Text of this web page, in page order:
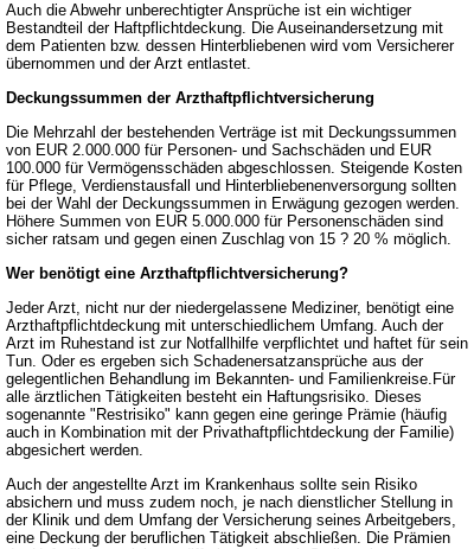
Auch die Abwehr unberechtigter Ansprüche ist ein wichtiger
Bestandteil der Haftpflichtdeckung. Die Auseinandersetzung mit
dem Patienten bzw. dessen Hinterbliebenen wird vom Versicherer
übernommen und der Arzt entlastet.
Deckungssummen der Arzthaftpflichtversicherung
Die Mehrzahl der bestehenden Verträge ist mit Deckungssummen
von EUR 2.000.000 für Personen- und Sachschäden und EUR
100.000 für Vermögensschäden abgeschlossen. Steigende Kosten
für Pflege, Verdienstausfall und Hinterbliebenenversorgung sollten
bei der Wahl der Deckungssummen in Erwägung gezogen werden.
Höhere Summen von EUR 5.000.000 für Personenschäden sind
sicher ratsam und gegen einen Zuschlag von 15 ? 20 % möglich.
Wer benötigt eine Arzthaftpflichtversicherung?
Jeder Arzt, nicht nur der niedergelassene Mediziner, benötigt eine
Arzthaftpflichtdeckung mit unterschiedlichem Umfang. Auch der
Arzt im Ruhestand ist zur Notfallhilfe verpflichtet und haftet für sein
Tun. Oder es ergeben sich Schadenersatzansprüche aus der
gelegentlichen Behandlung im Bekannten- und Familienkreise.Für
alle ärztlichen Tätigkeiten besteht ein Haftungsrisiko. Dieses
sogenannte "Restrisiko" kann gegen eine geringe Prämie (häufig
auch in Kombination mit der Privathaftpflichtdeckung der Familie)
abgesichert werden.
Auch der angestellte Arzt im Krankenhaus sollte sein Risiko
absichern und muss zudem noch, je nach dienstlicher Stellung in
der Klinik und dem Umfang der Versicherung seines Arbeitgebers,
eine Deckung der beruflichen Tätigkeit abschließen. Die Prämien